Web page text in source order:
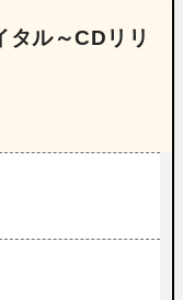
タル～CDリリ